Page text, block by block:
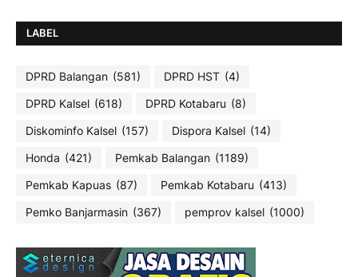
LABEL
DPRD Balangan (581) DPRD HST (4)
DPRD Kalsel (618) DPRD Kotabaru (8)
Diskominfo Kalsel (157) Dispora Kalsel (14)
Honda (421) Pemkab Balangan (1189)
Pemkab Kapuas (87) Pemkab Kotabaru (413)
Pemko Banjarmasin (367) pemprov kalsel (1000)